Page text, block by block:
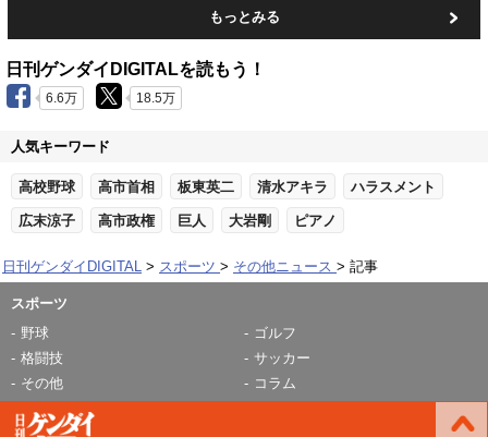
もっとみる
日刊ゲンダイDIGITALを読もう！
6.6万 18.5万
人気キーワード
高校野球 高市首相 板東英二 清水アキラ ハラスメント
広末涼子 高市政権 巨人 大岩剛 ピアノ
日刊ゲンダイDIGITAL スポーツ その他ニュース 記事
スポーツ
野球
ゴルフ
格闘技
サッカー
その他
コラム